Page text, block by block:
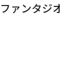
ァンタジ